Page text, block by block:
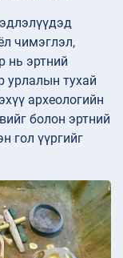
чимэглэл,
нь эртний
урлалын тухай
археологийн
болон эртний
гол үүргийг